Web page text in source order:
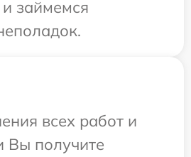
займемся
всех работ и
Вы получите